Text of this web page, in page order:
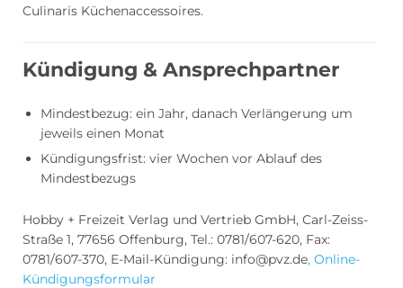
Culinaris Küchenaccessoires.
Kündigung & Ansprechpartner
Mindestbezug: ein Jahr, danach Verlängerung um
jeweils einen Monat
Kündigungsfrist: vier Wochen vor Ablauf des
Mindestbezugs
Hobby + Freizeit Verlag und Vertrieb GmbH, Carl-Zeiss-
Straße 1, 77656 Offenburg, Tel.: 0781/607-620, Fax:
0781/607-370, E-Mail-Kündigung: info@pvz.de, Online-
Kündigungsformular